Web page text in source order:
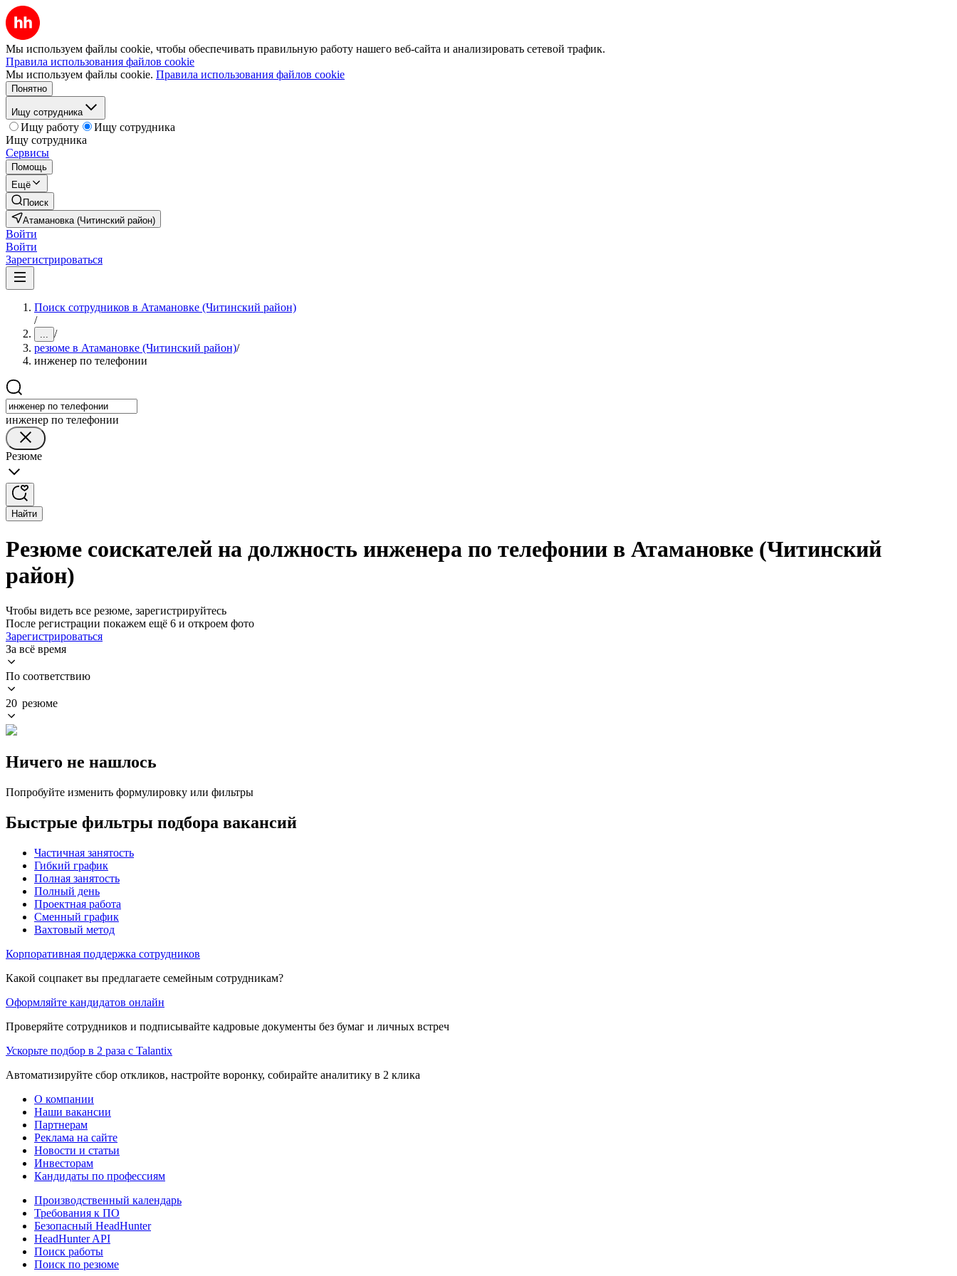
Мы используем файлы cookie, чтобы обеспечивать правильную работу нашего веб-сайта и анализировать сетевой трафик.
Правила использования файлов cookie
Мы используем файлы cookie. Правила использования файлов cookie
Понятно
Ищу сотрудника
Ищу работу
Ищу сотрудника
Ищу сотрудника
Сервисы
Помощь
Ещё
Поиск
Атамановка (Читинский район)
Войти
Войти
Зарегистрироваться
Поиск сотрудников в Атамановке (Читинский район)
/
... /
резюме в Атамановке (Читинский район)/
инженер по телефонии
инженер по телефонии
Резюме
Найти
Резюме соискателей на должность инженера по телефонии в Атамановке (Читинский
район)
Чтобы видеть все резюме, зарегистрируйтесь
После регистрации покажем ещё 6 и откроем фото
Зарегистрироваться
За всё время
По соответствию
20 резюме
Ничего не нашлось
Попробуйте изменить формулировку или фильтры
Быстрые фильтры подбора вакансий
Частичная занятость
Гибкий график
Полная занятость
Полный день
Проектная работа
Сменный график
Вахтовый метод
Корпоративная поддержка сотрудников
Какой соцпакет вы предлагаете семейным сотрудникам?
Оформляйте кандидатов онлайн
Проверяйте сотрудников и подписывайте кадровые документы без бумаг и личных встреч
Ускорьте подбор в 2 раза с Talantix
Автоматизируйте сбор откликов, настройте воронку, собирайте аналитику в 2 клика
О компании
Наши вакансии
Партнерам
Реклама на сайте
Новости и статьи
Инвесторам
Кандидаты по профессиям
Производственный календарь
Требования к ПО
Безопасный HeadHunter
HeadHunter API
Поиск работы
Поиск по резюме